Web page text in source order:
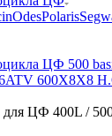
OdesPolaris
ЦФ 500
ATV 600X8X8
ЦФ 400L /